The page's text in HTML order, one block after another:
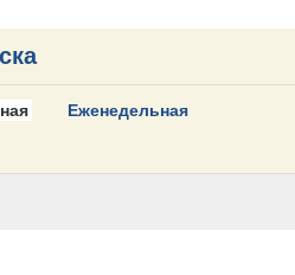
Еженедельная